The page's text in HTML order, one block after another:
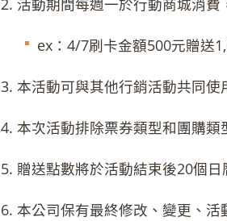
2. 活動期間每週一於行動商城消費
ex：4/7刷卡金額500元贈送
3. 本活動可與其他行銷活動共同使
4. 本次活動排除票券類型和團購類
5. 贈送點數將於活動結束後20個
6. 本公司保有最終修改、變更、